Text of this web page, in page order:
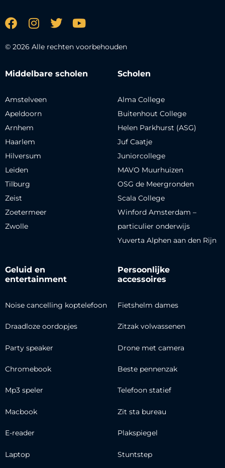
© 2026 Alle rechten voorbehouden
Middelbare scholen
Amstelveen
Apeldoorn
Arnhem
Haarlem
Hilversum
Leiden
Tilburg
Zeist
Zoetermeer
Zwolle
Scholen
Alma College
Buitenhout College
Helen Parkhurst (ASG)
Juf Caatje
Juniorcollege
MAVO Muurhuizen
OSG de Meergronden
Scala College
Winford Amsterdam –
particulier onderwijs
Yuverta Alphen aan den Rijn
Geluid en
entertainment
Noise cancelling koptelefoon
Draadloze oordopjes
Party speaker
Chromebook
Mp3 speler
Macbook
E-reader
Laptop
Persoonlijke
accessoires
Fietshelm dames
Zitzak volwassenen
Drone met camera
Beste pennenzak
Telefoon statief
Zit sta bureau
Plakspiegel
Stuntstep